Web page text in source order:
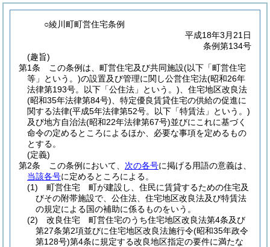
○綾川町町営住宅条例
平成18年3月21日
条例第134号
(趣旨)
第1条
この条例は、町営住宅及び共同施設(以下「町営住宅
等」という。)の設置及び管理に関し公営住宅法(昭和26年
法律第193号。以下「公住法」という。) 、住宅地区改良法
(昭和35年法律第84号) 、特定優良賃貸住宅の供給の促進に
関する法律(平成5年法律第52号。以下「特賃法」という。)
及び地方自治法(昭和22年法律第67号)並びにこれに基づく
命令の定めるところによるほか、必要な事項を定めるもの
とする。
(定義)
第2条
この条例において、 次の各号に掲げる用語の意義は、
当該各号に定めるところによる。
(1)
町営住宅 町が建設し、住民に賃貸するための住宅及
びその附帯施設で、公住法、住宅地区改良法及び特賃法
の規定による国の補助に係るものをいう。
(2)
改良住宅 町営住宅のうち住宅地区改良法第4条及び
第27条第2項並びに住宅地区改良法施行令(昭和35年政令
第128号)第4条に規定する改良地区指定の要件に満たな